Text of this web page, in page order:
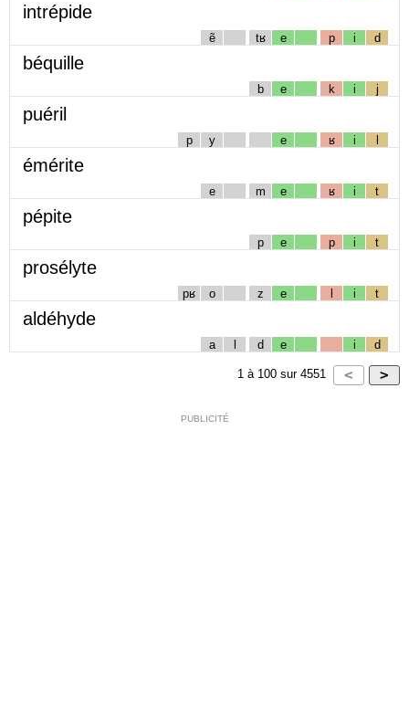
intrépide
ẽ tʁ e p i d
béquille
b e k i j
puéril
p y e ʁ i l
émérite
e m e ʁ i t
pépite
p e p i t
prosélyte
pʁ o z e l i t
aldéhyde
a l d e i d
1 à 100 sur 4551
PUBLICITÉ